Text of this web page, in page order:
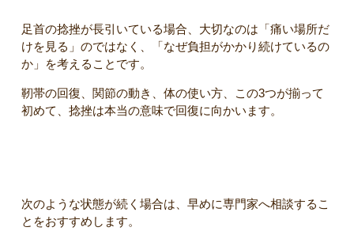
足首の捻挫が長引いている場合、大切なのは「痛い場所だ
けを見る」のではなく、「なぜ負担がかかり続けているの
か」を考えることです。
靭帯の回復、関節の動き、体の使い方、この3つが揃って
初めて、捻挫は本当の意味で回復に向かいます。
次のような状態が続く場合は、早めに専門家へ相談するこ
とをおすすめします。